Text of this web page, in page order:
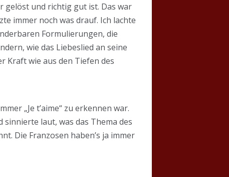
gelöst und richtig gut ist. Das war
immer noch was drauf. Ich lachte
Formulierungen, die
wie das Liebeslied an seine
Kraft wie aus den Tiefen des
„Je t’aime“ zu erkennen war.
sinnierte laut, was das Thema des
Die Franzosen haben’s ja immer